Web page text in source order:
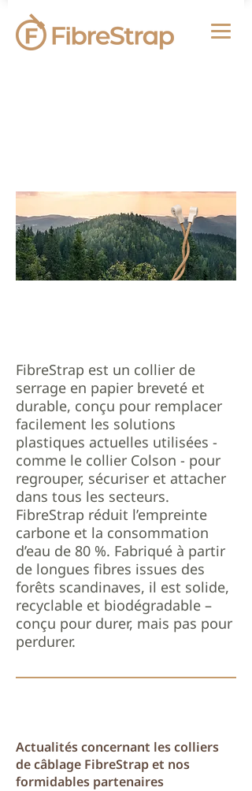
FibreStrap est un collier de
serrage en papier breveté et
durable, conçu pour remplacer
facilement les solutions
plastiques actuelles utilisées -
comme le collier Colson - pour
regrouper, sécuriser et attacher
dans tous les secteurs.
FibreStrap réduit l’empreinte
carbone et la consommation
d’eau de 80 %. Fabriqué à partir
de longues fibres issues des
forêts scandinaves, il est solide,
recyclable et biodégradable –
conçu pour durer, mais pas pour
perdurer.
Actualités concernant les colliers
de câblage FibreStrap et nos
formidables partenaires